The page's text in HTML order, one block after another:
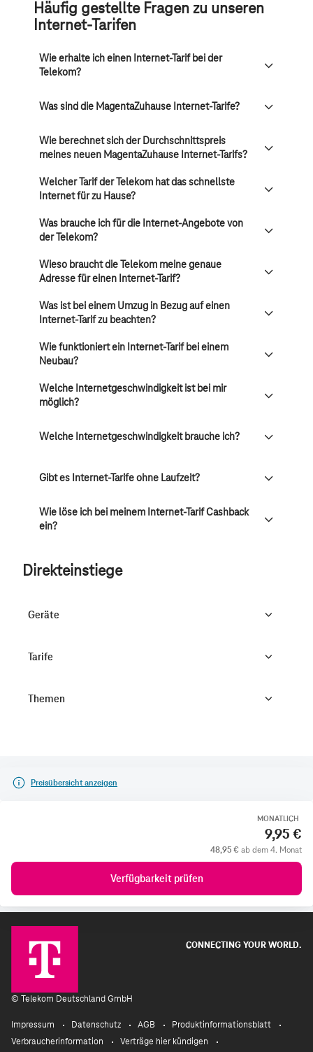
Häufig gestellte Fragen zu unseren
Internet-Tarifen
Wie erhalte ich einen Internet-Tarif bei der
Telekom?
Was sind die MagentaZuhause Internet-Tarife?
Wie berechnet sich der Durchschnittspreis
meines neuen MagentaZuhause Internet-Tarifs?
Welcher Tarif der Telekom hat das schnellste
Internet für zu Hause?
Was brauche ich für die Internet-Angebote von
der Telekom?
Wieso braucht die Telekom meine genaue
Adresse für einen Internet-Tarif?
Was ist bei einem Umzug in Bezug auf einen
Internet-Tarif zu beachten?
Wie funktioniert ein Internet-Tarif bei einem
Neubau?
Welche Internetgeschwindigkeit ist bei mir
möglich?
Welche Internetgeschwindigkeit brauche ich?
Gibt es Internet-Tarife ohne Laufzeit?
Wie löse ich bei meinem Internet-Tarif Cashback
ein?
Direkteinstiege
Geräte
Tarife
Themen
Preisübersicht anzeigen
MONATLICH
9,95 €
48,95 € ab dem 4. Monat
Verfügbarkeit prüfen
CONNECTING YOUR WORLD.
© Telekom Deutschland GmbH
Impressum Datenschutz AGB
Produktinformationsblatt
Verbraucherinformation
Verträge hier kündigen